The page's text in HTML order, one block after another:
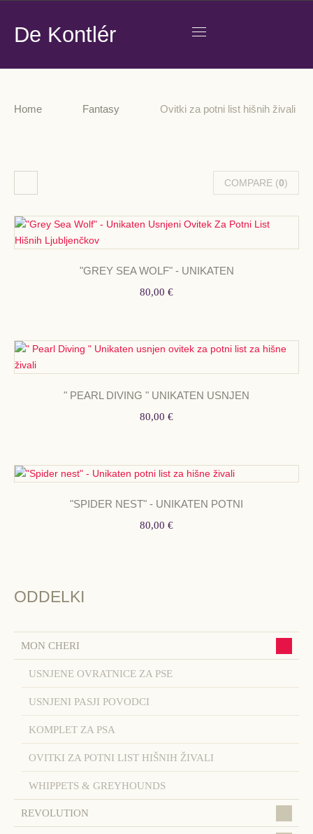
De Kontlér
Home Fantasy Ovitki za potni list hišnih živali
COMPARE (0)
"GREY SEA WOLF" - UNIKATEN
80,00 €
" PEARL DIVING " UNIKATEN USNJEN
80,00 €
"SPIDER NEST" - UNIKATEN POTNI
80,00 €
ODDELKI
MON CHERI
USNJENE OVRATNICE ZA PSE
USNJENI PASJI POVODCI
KOMPLET ZA PSA
OVITKI ZA POTNI LIST HIŠNIH ŽIVALI
WHIPPETS & GREYHOUNDS
REVOLUTION